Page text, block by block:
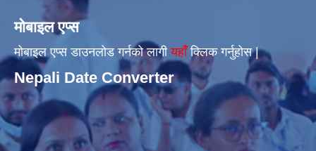
मोबाइल एप्स
मोबाइल एप्स डाउनलोड गर्नको लागीयहाँँक्लिक गर्नुहोस |
Nepali Date Converter